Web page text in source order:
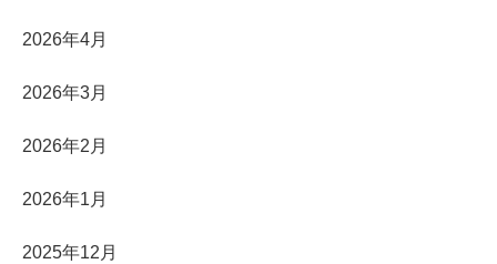
2026年4月
2026年3月
2026年2月
2026年1月
2025年12月